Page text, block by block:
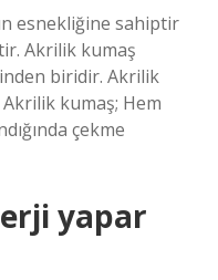
esnekliğine sahiptir
Akrilik kumaş
biridir. Akrilik
Akrilik kumaş; Hem
çekme
yapar